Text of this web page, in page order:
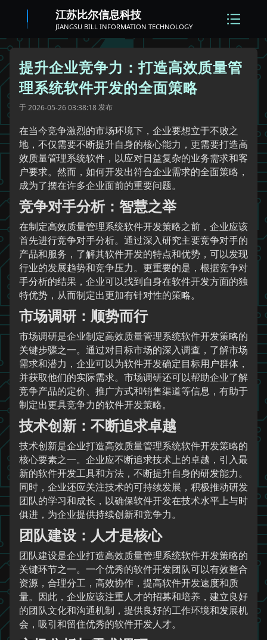
江苏比尔信息科技
JIANGSU BILL INFORMATION TECHNOLOGY
提升企业竞争力：打造高效质量管
理系统软件开发的全面策略
于2026-05-26 03:38:18发布
在当今竞争激烈的市场环境下，企业要想立于不败之
地，不仅需要不断提升自身的核心能力，更需要打造高
效质量管理系统软件，以应对日益复杂的业务需求和客
户要求。然而，如何开发出符合企业需求的全面策略，
成为了摆在许多企业面前的重要问题。
竞争对手分析：智慧之举
在制定高效质量管理系统软件开发策略之前，企业应该
首先进行竞争对手分析。通过深入研究主要竞争对手的
产品和服务，了解其软件开发的特点和优势，可以发现
行业的发展趋势和竞争压力。更重要的是，根据竞争对
手分析的结果，企业可以找到自身在软件开发方面的独
特优势，从而制定出更加有针对性的策略。
市场调研：顺势而行
市场调研是企业制定高效质量管理系统软件开发策略的
关键步骤之一。通过对目标市场的深入调查，了解市场
需求和潜力，企业可以为软件开发确定目标用户群体，
并获取他们的实际需求。市场调研还可以帮助企业了解
竞争产品的定价、推广方式和销售渠道等信息，有助于
制定出更具竞争力的软件开发策略。
技术创新：不断追求卓越
技术创新是企业打造高效质量管理系统软件开发策略的
核心要素之一。企业应不断追求技术上的卓越，引入最
新的软件开发工具和方法，不断提升自身的研发能力。
同时，企业还应关注技术的可持续发展，积极推动研发
团队的学习和成长，以确保软件开发在技术水平上与时
俱进，为企业提供持续创新和竞争力。
团队建设：人才是核心
团队建设是企业打造高效质量管理系统软件开发策略的
关键环节之一。一个优秀的软件开发团队可以有效整合
资源，合理分工，高效协作，提高软件开发速度和质
量。因此，企业应该注重人才的招募和培养，建立良好
的团队文化和沟通机制，提供良好的工作环境和发展机
会，吸引和留住优秀的软件开发人才。